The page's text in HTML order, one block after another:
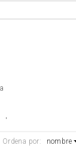
Ordena por: nombre